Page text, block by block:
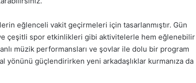
eğlenceli vakit geçirmeleri için tasarlanmıştır. Gün
çeşitli spor etkinlikleri gibi aktivitelerle hem eğlenebilir
müzik performansları ve şovlar ile dolu bir program
güçlendirirken yeni arkadaşlıklar kurmanıza da